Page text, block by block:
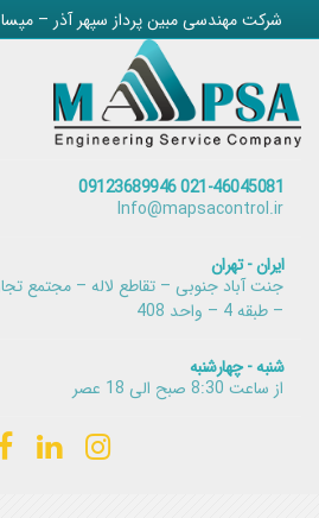
شرکت مهندسی مبین پرداز سپهر آذر –
021-46045081 09123689946
Info@mapsacontrol.ir
ایران - تهران
جنت آباد جنوبی – تقاطع لاله – مجتمع
– طبقه 4 – واحد 408
شنبه - چهارشنبه
از ساعت 8:30 صبح الی 18 عصر